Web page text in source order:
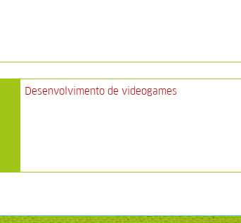
Desenvolvimento de videogames